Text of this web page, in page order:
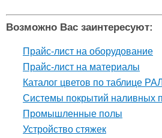
Возможно Вас заинтересуют:
Прайс-лист на оборудование
Прайс-лист на материалы
Каталог цветов по таблице РАЛ
Системы покрытий наливных
Промышленные полы
Устройство стяжек